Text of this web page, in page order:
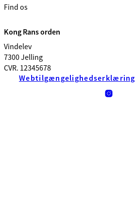
Find os
Kong Rans orden
Vindelev
7300 Jelling
CVR. 12345678
Webtilgængelighedserklæring